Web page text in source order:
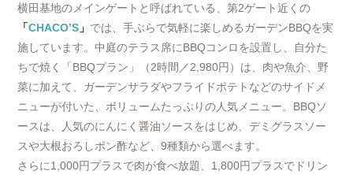
横田基地のメインゲートと呼ばれている、第2ゲート近くの
「CHACO’S 」 では、手ぶらで気軽に楽しめるガーデンBBQを実
施しています。中庭のテラス席にBBQコンロを設置し、自分た
ちで焼く「BBQプラン」（2時間／2,980円）は、肉や魚介、野
菜に加えて、ガーデンサラダやフライドポテトなどのサイドメ
ニューが付いた、ボリュームたっぷりの人気メニュー。BBQソ
ースは、人気のにんにく醤油ソースをはじめ、デミグラスソー
スや大根おろしポン酢など、9種類から選べます。
さらに1,000円プラスで肉が食べ放題、1,800円プラスでドリン